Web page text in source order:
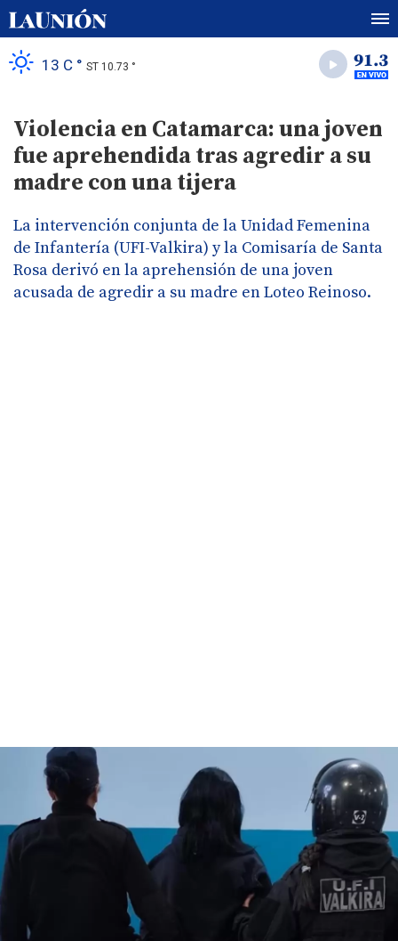
13 C ° ST 10.73 °
Violencia en Catamarca: una joven
fue aprehendida tras agredir a su
madre con una tijera
La intervención conjunta de la Unidad Femenina
de Infantería (UFI-Valkira) y la Comisaría de Santa
Rosa derivó en la aprehensión de una joven
acusada de agredir a su madre en Loteo Reinoso.